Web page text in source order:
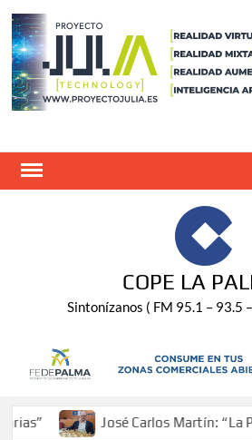
Saltar
contenido
COPE LA
Sintonízanos ( FM 95.1 – 93.5
José Carlos Martín: “La